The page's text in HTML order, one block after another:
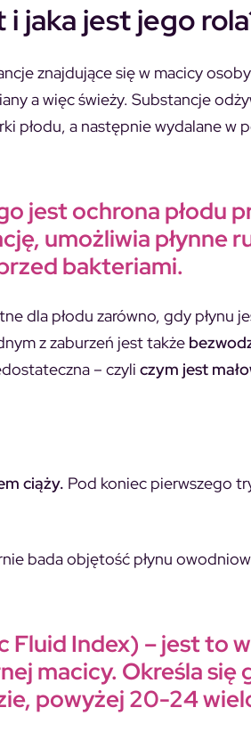
jaka jest jego
znajdujące się w macicy
a więc świeży. Substancje
płodu, a następnie wydalane w
jest ochrona płodu
umożliwia płynne
bakteriami.
dla płodu zarówno, gdy płynu
z zaburzeń jest także
– czyli czym jest
ciąży. Pod koniec pierwszego
bada objętość płynu
Fluid Index) – jest to
macicy. Określa się
powyżej 20-24